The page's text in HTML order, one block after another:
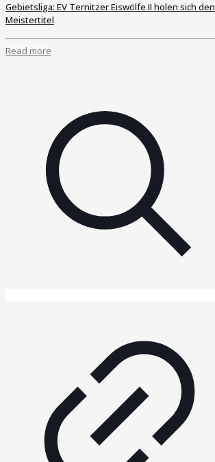
Gebietsliga: EV Ternitzer Eiswölfe II holen sich den
Meistertitel
Read more